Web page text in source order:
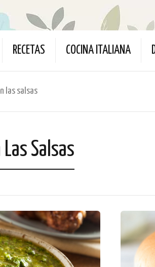
RECETAS COCINA ITALIANA
las salsas
Las Salsas